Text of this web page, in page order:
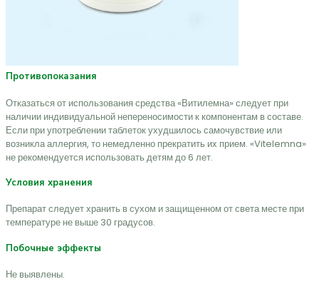
Противопоказания
Отказаться от использования средства «Витилемна» следует при
наличии индивидуальной непереносимости к компонентам в составе.
Если при употреблении таблеток ухудшилось самочувствие или
возникла аллергия, то немедленно прекратить их прием. «Vitelemna»
не рекомендуется использовать детям до 6 лет.
Условия хранения
Препарат следует хранить в сухом и защищенном от света месте при
температуре не выше 30 градусов.
Побочные эффекты
Не выявлены.